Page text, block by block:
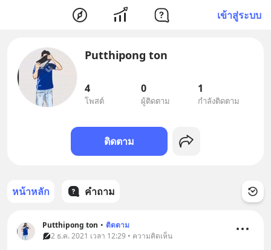
เข้าสู่ระบบ
Putthipong ton
4
โพสต์
0
ผู้ติดตาม
1
กำลังติดตาม
ติดตาม
หน้าหลัก คำถาม
Putthipong ton • ติดตาม
2 ธ.ค. 2021 เวลา 12:29 • ความคิดเห็น